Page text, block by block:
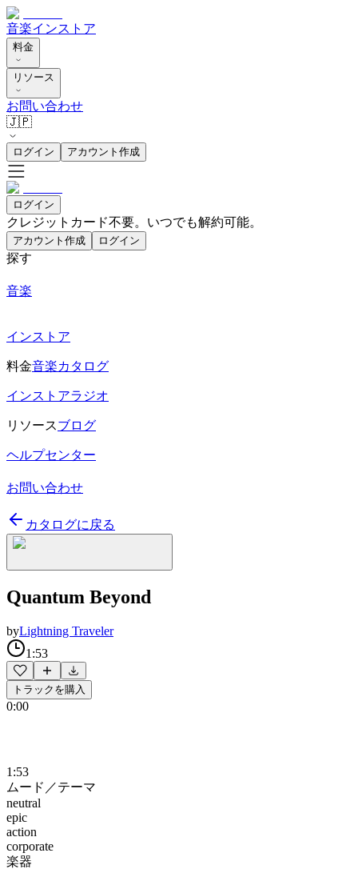
音楽インストア
料金
リソース
お問い合わせ
🇯🇵
ログイン アカウント作成
ログイン
クレジットカード不要。いつでも解約可能。
アカウント作成 ログイン
探す
音楽
インストア
料金音楽カタログ
インストアラジオ
リソースブログ
ヘルプセンター
お問い合わせ
カタログに戻る
Quantum Beyond
byLightning Traveler
1:53
トラックを購入
0:00
1:53
ムード／テーマ
neutral
epic
action
corporate
楽器